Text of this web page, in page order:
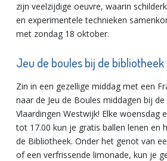
zijn veelzijdige oeuvre, waarin
en experimentele technieken
met zondag 18 oktober.
Jeu de boules bij de
Zin in een gezellige middag met een
naar de Jeu de Boules middagen bij
Vlaardingen Westwijk! Elke woensdag
tot 17.00 kun je gratis ballen lenen en
de Bibliotheek. Onder het genot van
of een verfrissende limonade, kun je